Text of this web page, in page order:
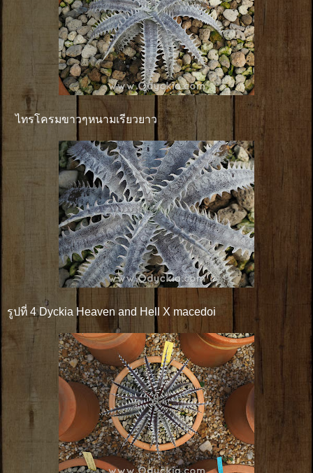
ไทรโครมขาวๆหนามเรียวยาว
รูปที่ 4 Dyckia Heaven and Hell X macedoi